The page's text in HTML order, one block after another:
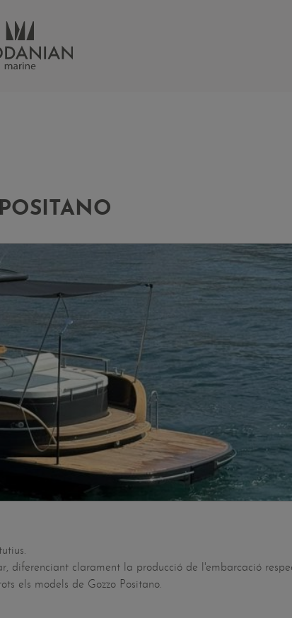
diferenciant clarament la producció de l'embarcació
els models de Gozzo Positano.